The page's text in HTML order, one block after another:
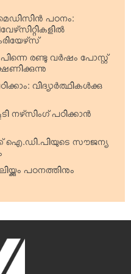
പഠനം:
രണ്ടു വര്‍ഷം പോസ്റ്റ്
വിദ്യാര്‍ത്ഥികള്‍ക്കു
നഴ്‌സിംഗ് പഠിക്കാന്‍
ഐ.ഡി.പിയുടെ സൗജന്യ
പഠനത്തിനും